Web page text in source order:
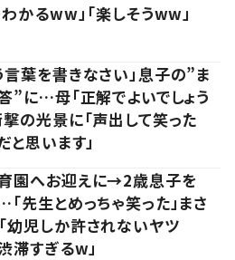
わかるww」「楽しそうww」
言葉を書きなさい」息子の”ま
”に…母「正解でよいでしょう
の光景に「声出して笑った
と思います」
園へお迎えに→2歳息子を
先生とめっちゃ笑った」まさ
幼児しか許されないヤツ
滞すぎるw」